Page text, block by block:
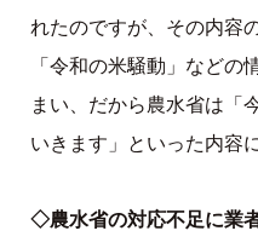
れたのですが、その内容
「令和の米騒動」 などの
まい、だから農水省は「
いきます」といった内容
◇農水省の対応不足に業